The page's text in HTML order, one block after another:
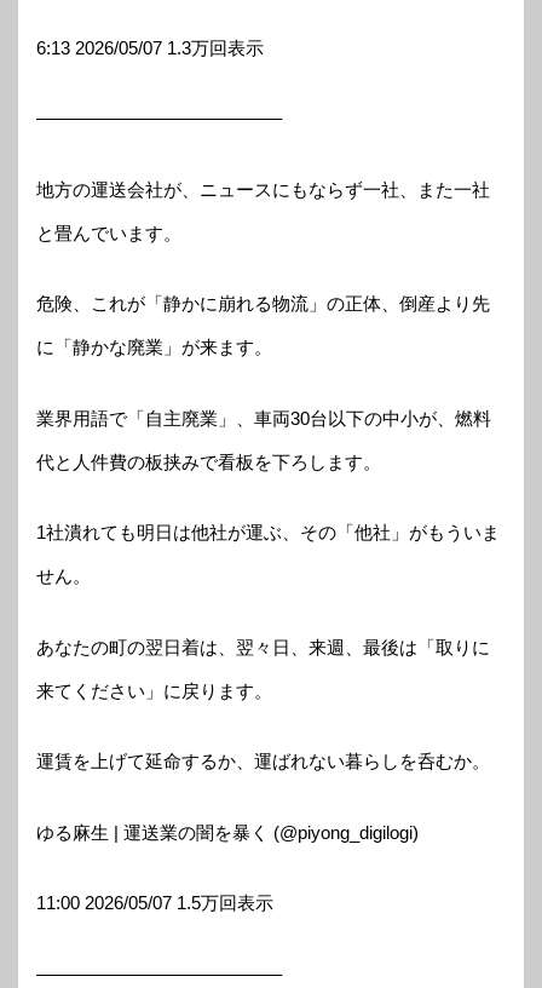
6:13 2026/05/07 1.3万回表示
—————————————–
地方の運送会社が、ニュースにもならず一社、また一社
と畳んでいます。
危険、これが「静かに崩れる物流」の正体、倒産より先
に「静かな廃業」が来ます。
業界用語で「自主廃業」、車両30台以下の中小が、燃料
代と人件費の板挟みで看板を下ろします。
1社潰れても明日は他社が運ぶ、その「他社」がもういま
せん。
あなたの町の翌日着は、翌々日、来週、最後は「取りに
来てください」に戻ります。
運賃を上げて延命するか、運ばれない暮らしを呑むか。
ゆる麻生 | 運送業の闇を暴く (@piyong_digilogi)
11:00 2026/05/07 1.5万回表示
—————————————–